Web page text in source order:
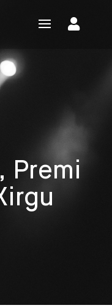
Premi